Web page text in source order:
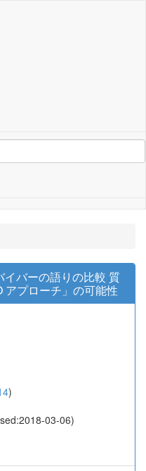
イバーの語りの比較 質
アプローチ」の可能性
)
03-06)